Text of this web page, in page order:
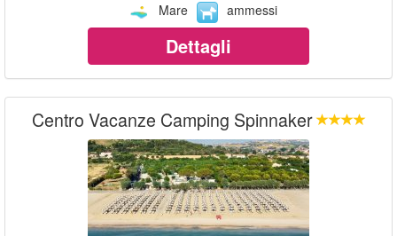
Mare
ammessi
Dettagli
Centro Vacanze Camping Spinnaker